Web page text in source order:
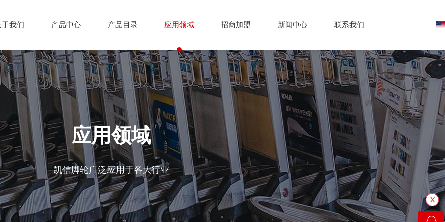
于我们 产品中心 产品目录 应用领域 招商加盟 新闻中心 联系我们
应用领域
凯信脚轮广泛应用于各大行业